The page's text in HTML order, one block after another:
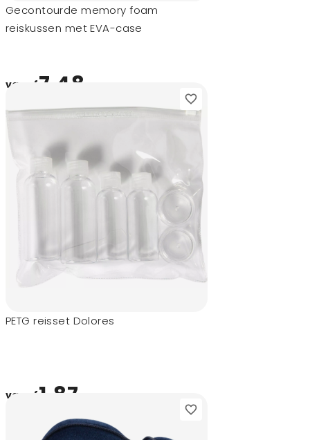
Gecontourde memory foam
reiskussen met EVA-case
vanaf7,48
PETG reisset Dolores
vanaf1,87